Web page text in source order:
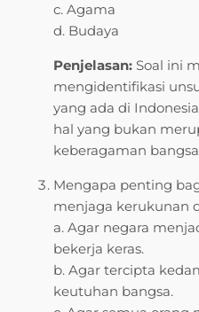
c. Agama
d. Budaya
Penjelasan: Soal ini
mengidentifikasi
yang ada di
hal yang bukan
keberagaman
Mengapa penting
menjaga kerukunan
a. Agar negara
bekerja keras.
b. Agar tercipta
keutuhan bangsa.